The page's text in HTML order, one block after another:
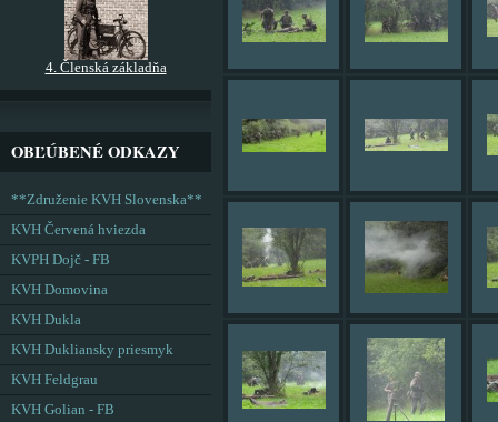
4. Členská základňa
OBĽÚBENÉ ODKAZY
**Združenie KVH Slovenska**
KVH Červená hviezda
KVPH Dojč - FB
KVH Domovina
KVH Dukla
KVH Dukliansky priesmyk
KVH Feldgrau
KVH Golian - FB